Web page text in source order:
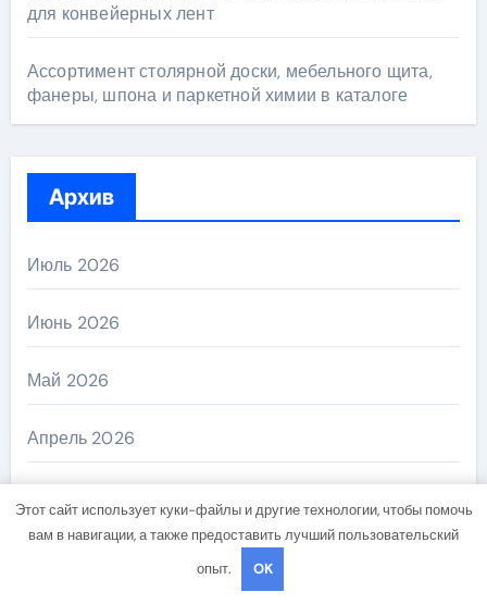
для конвейерных лент
Ассортимент столярной доски, мебельного щита,
фанеры, шпона и паркетной химии в каталоге
Архив
Июль 2026
Июнь 2026
Май 2026
Апрель 2026
Этот сайт использует куки-файлы и другие технологии, чтобы помочь
вам в навигации, а также предоставить лучший пользовательский
опыт.
OK